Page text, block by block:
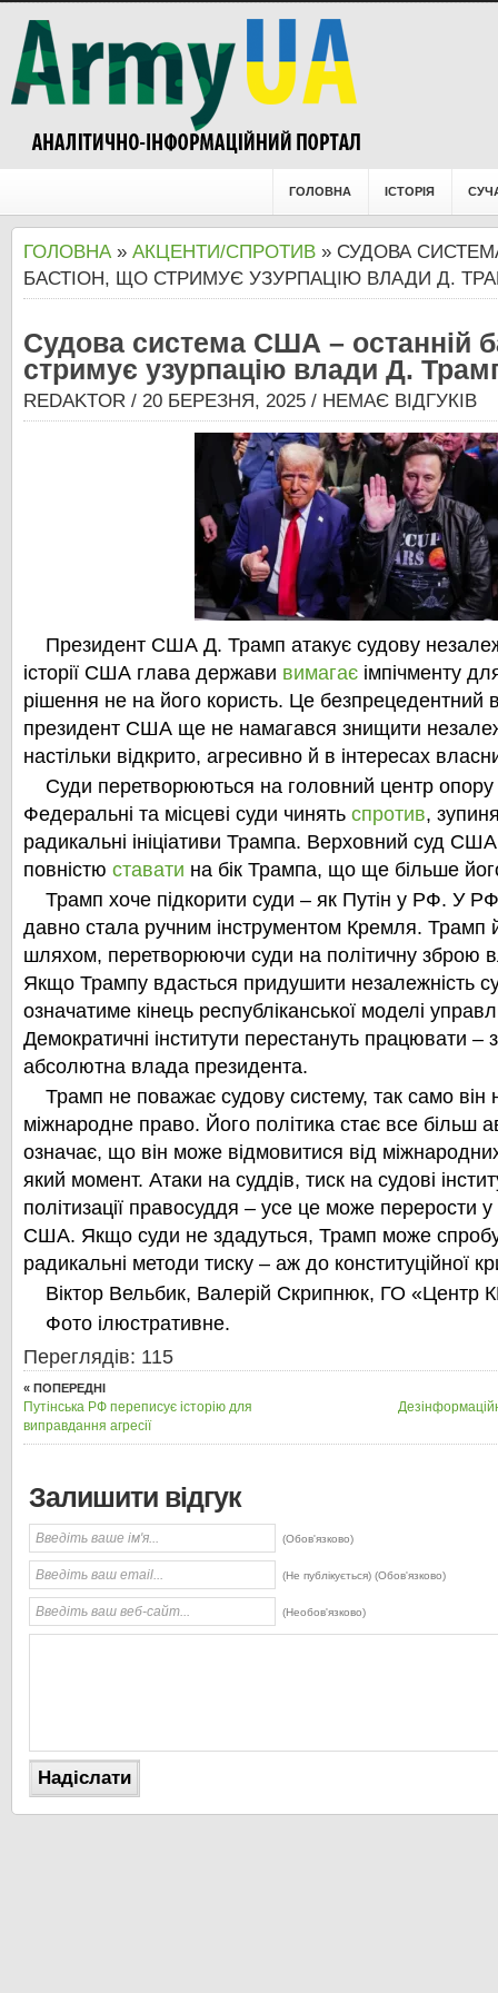
ГОЛОВНА ІСТОРІЯ
ГОЛОВНА» АКЦЕНТИ/СПРОТИВ » СУДОВА
БАСТІОН, ЩО СТРИМУЄ УЗУРПАЦІЮ ВЛАДИ Д.
Судова система США – останній
стримує узурпацію влади Д.
REDAKTOR / 20 БЕРЕЗНЯ, 2025 / НЕМАЄ ВІДГУКІВ
Президент США Д. Трамп атакує судову
історії США глава держави вимагає імпічменту
рішення не на його користь. Це
президент США ще не намагався знищити
настільки відкрито, агресивно й в інтересах
Суди перетворюються на головний центр опору
Федеральні та місцеві суди чинять спротив,
радикальні ініціативи Трампа. Верховний суд
повністю ставати на бік Трампа, що ще більше
Трамп хоче підкорити суди – як Путін у РФ. У
давно стала ручним інструментом Кремля. Трамп
шляхом, перетворюючи суди на політичну зброю
Якщо Трампу вдасться придушити незалежність
означатиме кінець республіканської моделі
Демократичні інститути перестануть працювати –
абсолютна влада президента.
Трамп не поважає судову систему, так само він
міжнародне право. Його політика стає все більш
означає, що він може відмовитися від
який момент. Атаки на суддів, тиск на судові
політизації правосуддя – усе це може перерости
США. Якщо суди не здадуться, Трамп може
радикальні методи тиску – аж до конституційної
Віктор Вельбик, Валерій Скрипнюк, ГО «Центр
Фото ілюстративне.
Переглядів: 115
« ПОПЕРЕДНІ
Путінська РФ переписує історію для
виправдання агресії
Залишити відгук
(Обов'язково)
(Не публікується) (Обов'язково)
(Необов'язково)